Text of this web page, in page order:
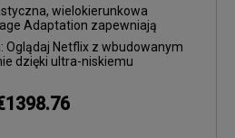
wielokierunkowa
Adaptation zapewniają
ekranie w każdym miejscu.
Oglądaj Netflix z wbudowanym
dzięki ultra-niskiemu